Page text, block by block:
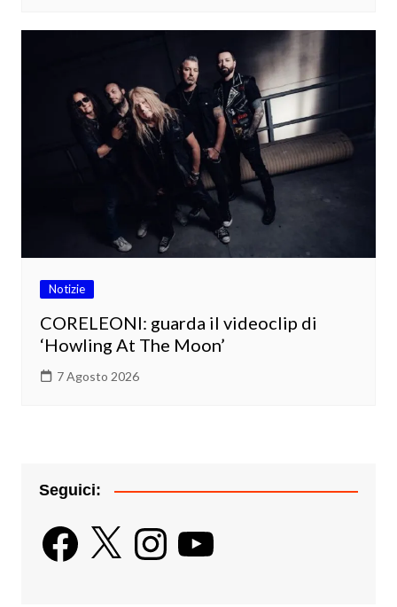
Notizie
CORELEONI: guarda il videoclip di
‘Howling At The Moon’
7 Agosto 2026
Seguici:
Facebook
X InstagramYouTube